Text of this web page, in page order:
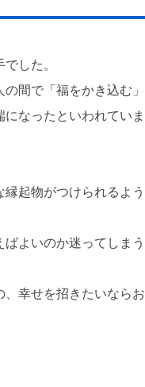
した。
間で「福をかき込む」
なったといわれていま
起物がつけられるよう
よいのか迷ってしまう
幸せを招きたいならお